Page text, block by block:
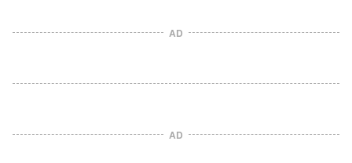
AD
AD